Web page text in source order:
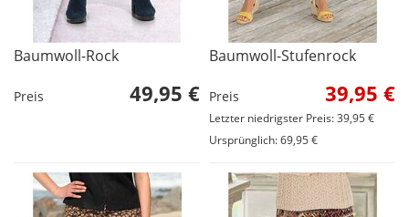
Baumwoll-Rock
Preis 49,95 €
Baumwoll-Stufenrock
Preis 39,95 €
Letzter niedrigster Preis: 39,95 €
Ursprünglich: 69,95 €